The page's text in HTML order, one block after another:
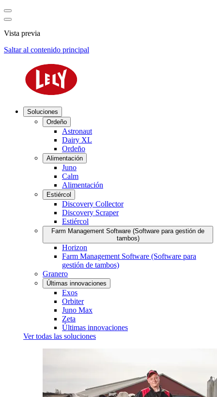
Vista previa
Saltar al contenido principal
Soluciones
Ordeño
Astronaut
Dairy XL
Ordeño
Alimentación
Juno
Calm
Alimentación
Estiércol
Discovery Collector
Discovery Scraper
Estiércol
Farm Management Software (Software para gestión de
tambos)
Horizon
Farm Management Software (Software para
gestión de tambos)
Granero
Últimas innovaciones
Exos
Orbiter
Juno Max
Zeta
Últimas innovaciones
Ver todas las soluciones